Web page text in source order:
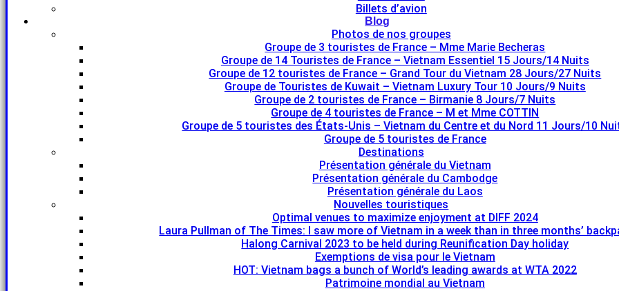
Billets d’avion
Blog
Photos de nos groupes
Groupe de 3 touristes de France – Mme Marie Becheras
Groupe de 14 Touristes de France – Vietnam Essentiel 15 Jours/14 Nuits
Groupe de 12 touristes de France – Grand Tour du Vietnam 28 Jours/27 Nuits
Groupe de Touristes de Kuwait – Vietnam Luxury Tour 10 Jours/9 Nuits
Groupe de 2 touristes de France – Birmanie 8 Jours/7 Nuits
Groupe de 4 touristes de France – M et Mme COTTIN
Groupe de 5 touristes des États-Unis – Vietnam du Centre et du Nord 11 Jours/10
Groupe de 5 touristes de France
Destinations
Présentation générale du Vietnam
Présentation générale du Cambodge
Présentation générale du Laos
Nouvelles touristiques
Optimal venues to maximize enjoyment at DIFF 2024
Laura Pullman of The Times: I saw more of Vietnam in a week than in three months’
Halong Carnival 2023 to be held during Reunification Day holiday
Exemptions de visa pour le Vietnam
HOT: Vietnam bags a bunch of World’s leading awards at WTA 2022
Patrimoine mondial au Vietnam